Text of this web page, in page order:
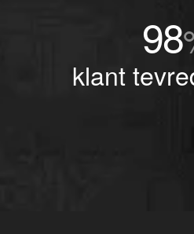
98
klant